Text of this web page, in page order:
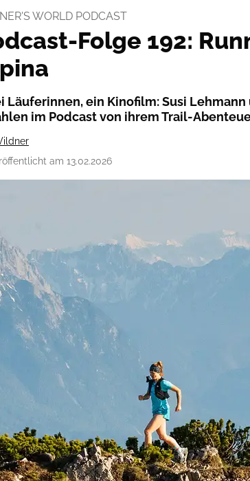
WORLD PODCAST
Folge 192:
Läuferinnen, ein Kinofilm: Susi Lehmann
im Podcast von ihrem Trail-
am 13.02.2026